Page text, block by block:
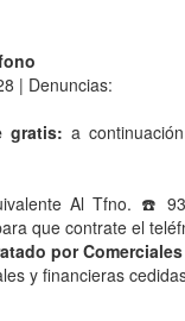
| Denuncias:
gratis: a
Al Tfno. ☎️
que contrate el
por
y financieras